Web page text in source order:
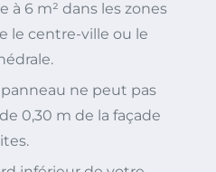
à 6 m² dans les zones
le centre-ville ou le
ne peut pas
0,30 m de la façade